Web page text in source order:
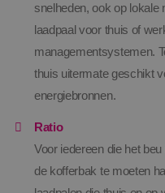
snelheden, ook op lokale
laadpaal voor thuis of
managementsystemen.
thuis uitermate geschikt
energiebronnen.
Ratio
Voor iedereen die het
de kofferbak te moeten